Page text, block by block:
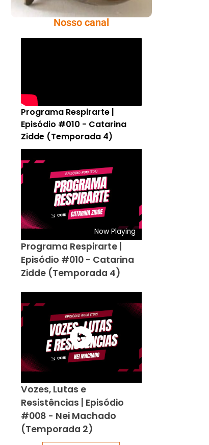
Nosso canal
Programa Respirarte |
Episódio #010 - Catarina
Zidde (Temporada 4)
Now Playing
Programa Respirarte |
Episódio #010 - Catarina
Zidde (Temporada 4)
Vozes, Lutas e
Resistências | Episódio
#008 - Nei Machado
(Temporada 2)